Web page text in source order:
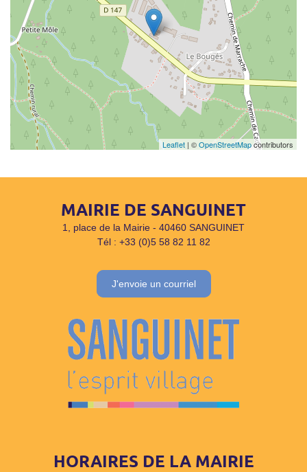
Leaflet | ©OpenStreetMapcontributors
MAIRIE DE SANGUINET
1, place de la Mairie - 40460 SANGUINET
Tél : +33 (0)5 58 82 11 82
J'envoie un courriel
HORAIRES DE LA MAIRIE